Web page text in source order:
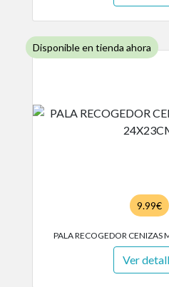
Disponible en tienda ahora
9.99€
PALA RECOGEDOR CENIZAS
Ver